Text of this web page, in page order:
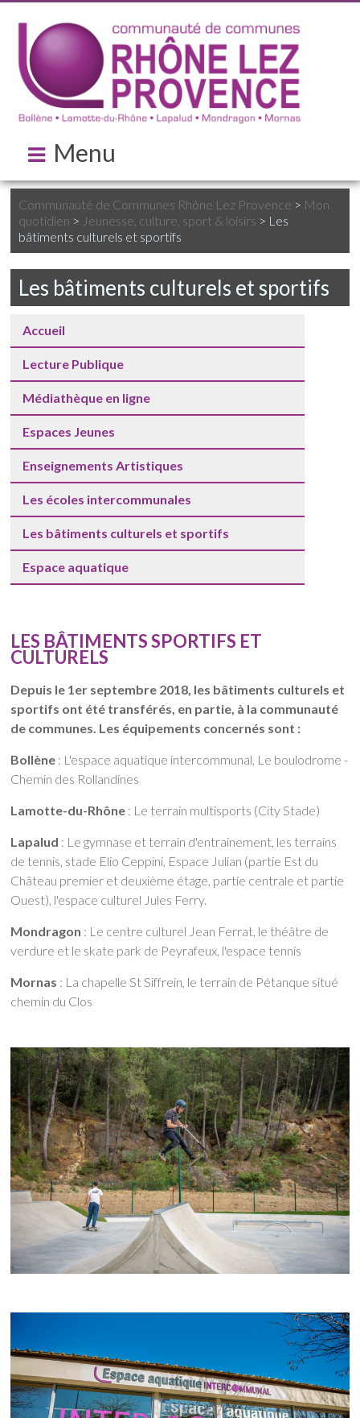
Menu
Communauté de Communes Rhône Lez Provence > Mon
quotidien > Jeunesse, culture, sport & loisirs > Les
bâtiments culturels et sportifs
Les bâtiments culturels et sportifs
Accueil
Lecture Publique
Médiathèque en ligne
Espaces Jeunes
Enseignements Artistiques
Les écoles intercommunales
Les bâtiments culturels et sportifs
Espace aquatique
LES BÂTIMENTS SPORTIFS ET
CULTURELS
Depuis le 1er septembre 2018, les bâtiments culturels et
sportifs ont été transférés, en partie, à la communauté
de communes. Les équipements concernés sont :
Bollène : L'espace aquatique intercommunal, Le boulodrome -
Chemin des Rollandines
Lamotte-du-Rhône : Le terrain multisports (City Stade)
Lapalud : Le gymnase et terrain d'entrainement, les terrains
de tennis, stade Elio Ceppini, Espace Julian (partie Est du
Château premier et deuxième étage, partie centrale et partie
Ouest), l'espace culturel Jules Ferry.
Mondragon : Le centre culturel Jean Ferrat, le théâtre de
verdure et le skate park de Peyrafeux, l'espace tennis
Mornas : La chapelle St Siffrein, le terrain de Pétanque situé
chemin du Clos